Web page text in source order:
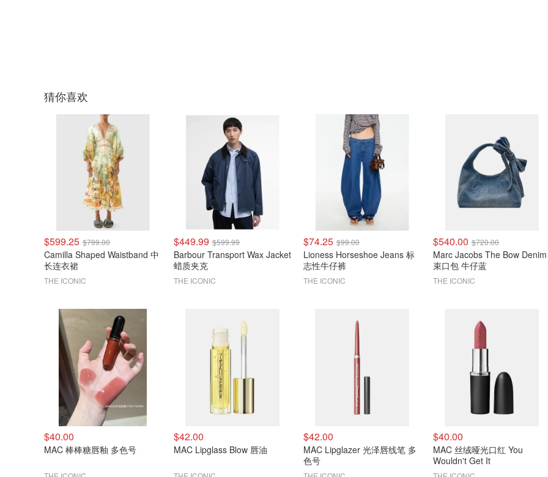
猜你喜欢
$599.25 $799.00
Camilla Shaped Waistband 中
长连衣裙
THE ICONIC
$449.99 $599.99
Barbour Transport Wax Jacket
蜡质夹克
THE ICONIC
$74.25 $99.00
Lioness Horseshoe Jeans 标
志性牛仔裤
THE ICONIC
$540.00 $720.00
Marc Jacobs The Bow Denim
束口包 牛仔蓝
THE ICONIC
$40.00
MAC 棒棒糖唇釉 多色号
$42.00
MAC Lipglass Blow 唇油
$42.00
MAC Lipglazer 光泽唇线笔 多
色号
$40.00
MAC 丝绒哑光口红 You
Wouldn't Get It